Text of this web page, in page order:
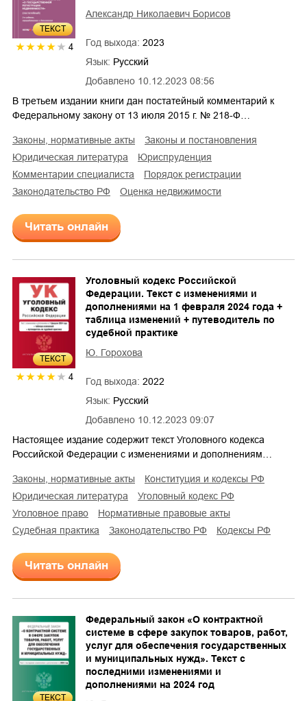
ТЕКСТ
4
Добавлено 10.12.2023 08:56
Александр Николаевич Борисов
Год выхода: 2023
Язык: Русский
В третьем издании книги дан постатейный комментарий к
Федеральному закону от 13 июля 2015 г. № 218-Ф…
законы, нормативные акты
законы и постановления
юридическая литература
юриспруденция
комментарии специалиста
порядок регистрации
законодательство РФ
оценка недвижимости
Читать онлайн
ТЕКСТ
4
Добавлено 10.12.2023 09:07
Уголовный кодекс Российской
Федерации. Текст с изменениями и
дополнениями на 1 февраля 2024 года +
таблица изменений + путеводитель по
судебной практике
Ю. Горохова
Год выхода: 2022
Язык: Русский
Настоящее издание содержит текст Уголовного кодекса
Российской Федерации с изменениями и дополнениям…
законы, нормативные акты
конституция и кодексы РФ
юридическая литература
уголовный кодекс РФ
уголовное право
нормативные правовые акты
судебная практика
законодательство РФ кодексы РФ
Читать онлайн
ТЕКСТ
Федеральный закон «О контрактной
системе в сфере закупок товаров, работ,
услуг для обеспечения государственных
и муниципальных нужд». Текст с
последними изменениями и
дополнениями на 2024 год